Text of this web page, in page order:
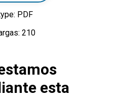
PDF
210
esta